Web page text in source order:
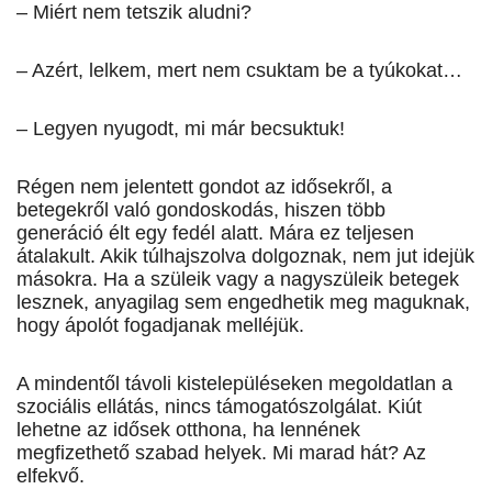
– Miért nem tetszik aludni?
– Azért, lelkem, mert nem csuktam be a tyúkokat…
– Legyen nyugodt, mi már becsuktuk!
Régen nem jelentett gondot az idősekről, a
betegekről való gondoskodás, hiszen több
generáció élt egy fedél alatt. Mára ez teljesen
átalakult. Akik túlhajszolva dolgoznak, nem jut idejük
másokra. Ha a szüleik vagy a nagyszüleik betegek
lesznek, anyagilag sem engedhetik meg maguknak,
hogy ápolót fogadjanak melléjük.
A mindentől távoli kistelepüléseken megoldatlan a
szociális ellátás, nincs támogatószolgálat. Kiút
lehetne az idősek otthona, ha lennének
megfizethető szabad helyek. Mi marad hát? Az
elfekvő.